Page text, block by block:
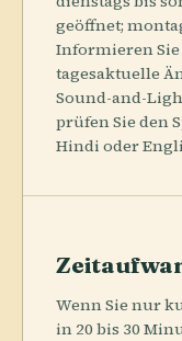
geöffnet;
Informieren
tagesaktuelle
Sound-and-
prüfen Sie den
Hindi oder
Wenn Sie nur
in 20 bis 30